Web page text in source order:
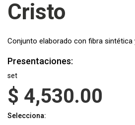
Cristo
Conjunto elaborado con fibra
Presentaciones:
set
$ 4,530.00
Selecciona: